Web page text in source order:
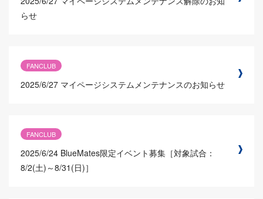
らせ
FANCLUB
2025/6/27 マイページシステムメンテナンスのお知らせ
FANCLUB
2025/6/24 BlueMates限定イベント募集［対象試合：
8/2(土)～8/31(日)］